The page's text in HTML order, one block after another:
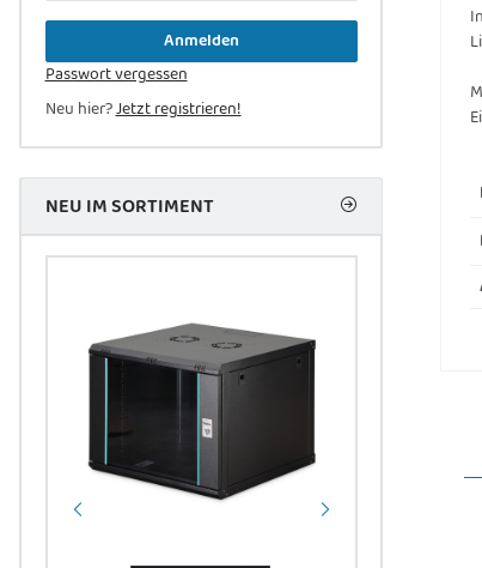
Anmelden
Passwort vergessen
Neu hier?Jetzt registrieren!
NEU IM SORTIMENT